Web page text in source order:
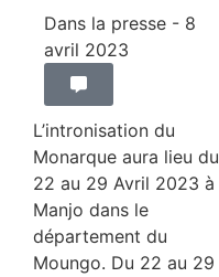
Dans la presse - 8
avril 2023
L’intronisation du
Monarque aura lieu du
22 au 29 Avril 2023 à
Manjo dans le
département du
Moungo. Du 22 au 29